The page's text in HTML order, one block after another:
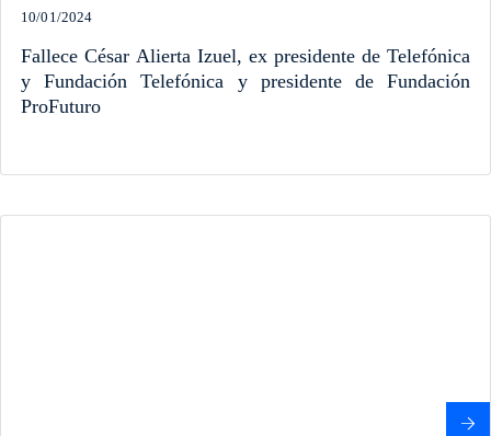
10/01/2024
Fallece César Alierta Izuel, ex presidente de Telefónica
y Fundación Telefónica y presidente de Fundación
ProFuturo